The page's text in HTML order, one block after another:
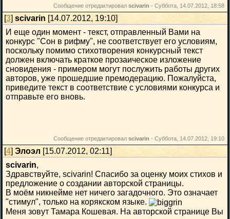
Сообщение отредактировал scivarin - Суббота, 14.07.2012, 18:58
[3] scivarin [14.07.2012, 19:10]
И еще один момент - текст, отправленный Вами на
конкурс "Сон в рифму", не соответствует его условиям,
поскольку помимо стихотворения конкурсный текст
должен включать краткое прозаическое изложение
сновидения - примером могут послужить работы других
авторов, уже прошедшие премодерацию. Пожалуйста,
приведите текст в соответствие с условиями конкурса и
отправьте его вновь.
Сообщение отредактировал scivarin - Суббота, 14.07.2012, 19:10
[4] Элоэл [15.07.2012, 02:11]
scivarin,
Здравствуйте, scivarin! Спасибо за оценку моих стихов и
предложение о создании авторской страницы.
В моём никнейме нет ничего загадочного. Это означает
"стимул", только на корякском языке.
Меня зовут Тамара Кошевая. На авторской странице Вы